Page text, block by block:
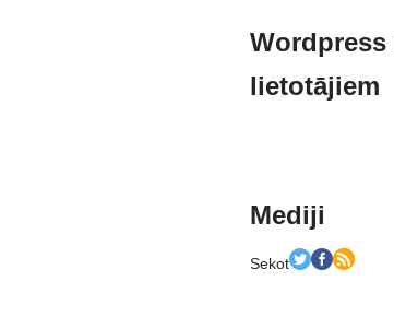
Wordpress
lietotājiem
Mediji
Sekot